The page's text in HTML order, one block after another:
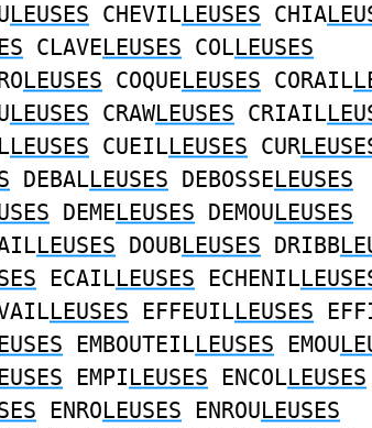
LEUSES CHEVILLEUSES CHIA
CLAVELEUSES COLLEUSES
LEUSES COQUELEUSES CORAIL
LEUSES CRAWLEUSES CRIAIL
LEUSES CUEILLEUSES CUR
DEBALLEUSES DEBOSSELEUSES
DEMELEUSES DEMOULEUSES
LEUSES DOUBLEUSES DRIBB
ECAILLEUSES ECHENIL
LEUSES EFFEUILLEUSES
EMBOUTEILLEUSES EMOU
EMPILEUSES ENCOLLEUSES
ENROLEUSES ENROULEUSES